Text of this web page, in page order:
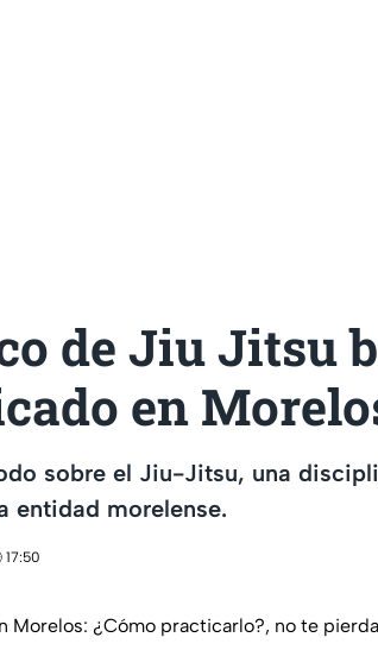
de Jiu Jitsu
en
sobre el Jiu-Jitsu, una
entidad morelense.
17:50
Morelos: ¿Cómo practicarlo?, no te